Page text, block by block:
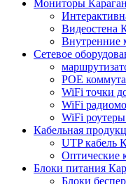
Мониторы
Видеостена
Внутренние
Сетевое
POE
WiFi точки
WiFi
WiFi
Кабельная
UTP кабель
Оптические
Блоки питания
Блоки